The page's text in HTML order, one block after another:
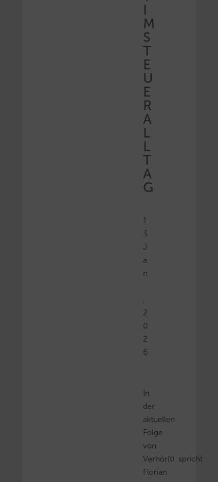
I
M
S
T
E
U
E
R
A
L
L
T
A
G
1
3
J
a
n
.
,
2
0
2
6
In
der
aktuellen
Folge
von
Verhör(t) spricht
Florian